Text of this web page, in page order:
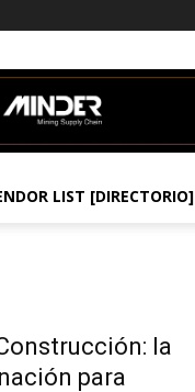
LIST [DIRECTORIO]
la
para